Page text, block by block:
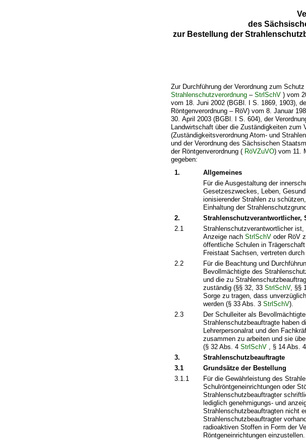
des
zur Bestellung der
Zur Durchführung der Verordnung zum
Strahlenschutzverordnung –StrlSchV ) vom
vom 18. Juni 2002 (BGBl. I S. 1869, 1903),
Röntgenverordnung– RöV) vom 8. Januar
30. April 2003 (BGBl. I S. 604), der
Landwirtschaft über die Zuständigkeiten zum
(Zuständigkeitsverordnung Atom- und
und der Verordnung des Sächsischen
der Röntgenverordnung ( RöVZuVO) vom 11.
gegeben:
1.
Allgemeines
Für die Ausgestaltung der
Gesetzeszweckes, Leben,
ionisierender Strahlen zu
Einhaltung der
2.
2.1
Strahlenschutzverantwortlicher
Anzeige nachStrlSchV oder RöV
öffentliche Schulen in
Freistaat Sachsen, vertreten
2.2
Für die Beachtung und
Bevollmächtigte des
und die zu
zuständig (§§ 32, 33StrlSchV, §§
Sorge zu tragen, dass
werden (§ 33 Abs. 3StrlSchV).
2.3
Der Schulleiter als
Strahlenschutzbeauftragte haben
Lehrerpersonalrat und den
zusammen zu arbeiten und sie
(§ 32 Abs. 4StrlSchV
, § 14 Abs.
3.
Strahlenschutzbeauftragte
3.1
Grundsätze der Bestellung
3.1.1
Für die Gewährleistung des
Schulröntgeneinrichtungen oder
Strahlenschutzbeauftragter
lediglich genehmigungs- und
Strahlenschutzbeauftragten nicht
Strahlenschutzbeauftragter
radioaktiven Stoffen in Form der
Röntgeneinrichtungen einzustellen.